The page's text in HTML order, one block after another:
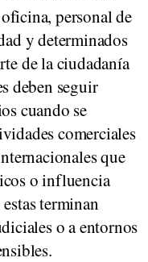
personal de
y determinados
de la ciudadanía
deben seguir
cuando se
comerciales
que
o influencia
terminan
o a entornos